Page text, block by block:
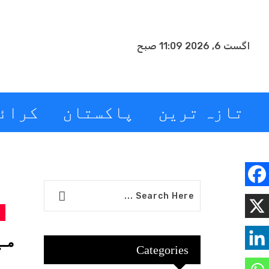
اگست 6, 2026 11:09 صبح
تازہ ترین پاکستان
Categories